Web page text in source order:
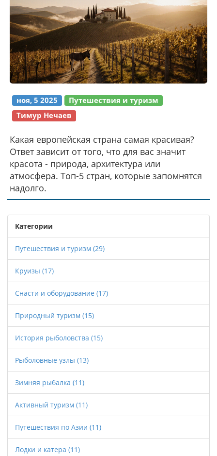
ноя, 5 2025
Путешествия и туризм
Тимур Нечаев
Какая европейская страна самая красивая?
Ответ зависит от того, что для вас значит
красота - природа, архитектура или
атмосфера. Топ-5 стран, которые запомнятся
надолго.
Категории
Путешествия и туризм (29)
Круизы (17)
Снасти и оборудование (17)
Природный туризм (15)
История рыболовства (15)
Рыболовные узлы (13)
Зимняя рыбалка (11)
Активный туризм (11)
Путешествия по Азии (11)
Лодки и катера (11)